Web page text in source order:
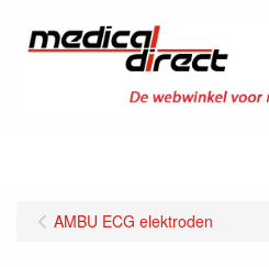
AMBU ECG elektroden